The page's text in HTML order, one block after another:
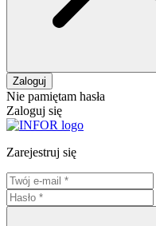
Zaloguj
Nie pamiętam hasła
Zaloguj się
Zarejestruj się